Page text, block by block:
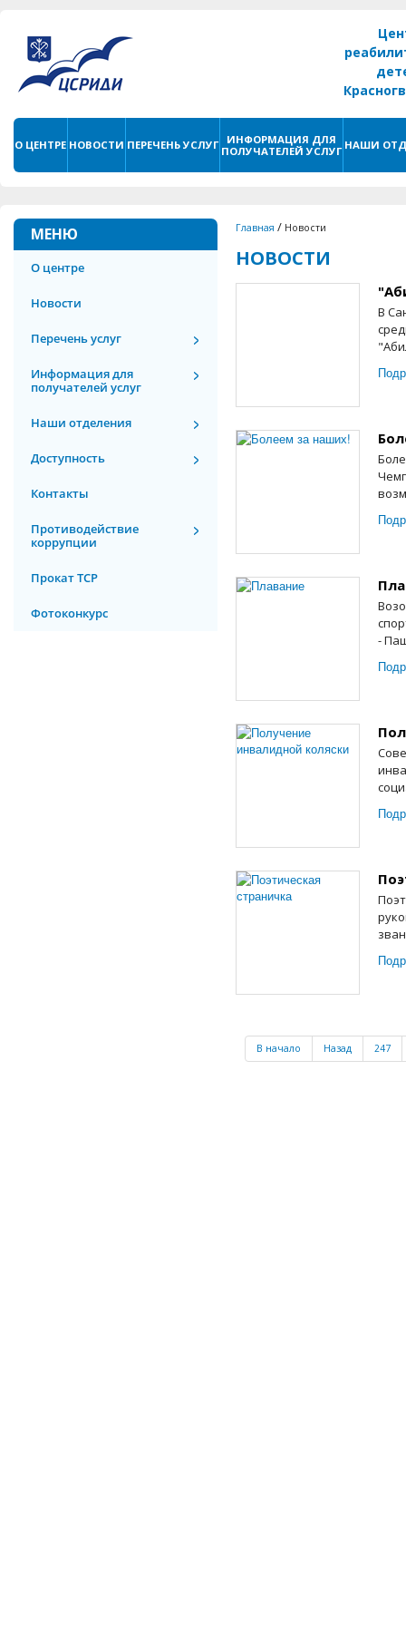
О ЦЕНТРЕ НОВОСТИ ПЕРЕЧЕНЬ УСЛУГ
ИНФОРМАЦИЯ ДЛЯ
ПОЛУЧАТЕЛЕЙ УСЛУГ НАШИ
МЕНЮ
О центре
Новости
Перечень услуг
Информация для
получателей услуг
Наши отделения
Доступность
Контакты
Противодействие
коррупции
Прокат ТСР
Фотоконкурс
Главная / Новости
НОВОСТИ
В
-
В начало Назад 247